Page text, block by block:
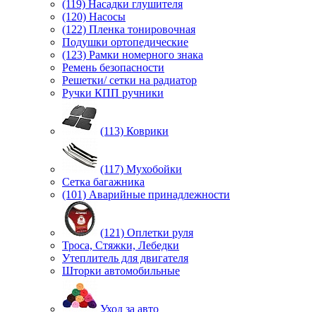
(119) Насадки глушителя
(120) Насосы
(122) Пленка тонировочная
Подушки ортопедические
(123) Рамки номерного знака
Ремень безопасности
Решетки/ сетки на радиатор
Ручки КПП ручники
(113) Коврики
(117) Мухобойки
Сетка багажника
(101) Аварийные принадлежности
(121) Оплетки руля
Троса, Стяжки, Лебедки
Утеплитель для двигателя
Шторки автомобильные
Уход за авто